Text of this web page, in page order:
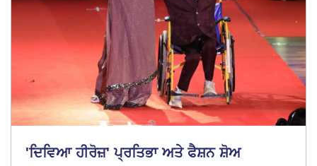
'ਦਿਵਿਆ ਹੀਰੋਜ਼' ਪ੍ਰਤਿਭਾ ਅਤੇ ਫੈਸ਼ਨ ਸ਼ੋਅ